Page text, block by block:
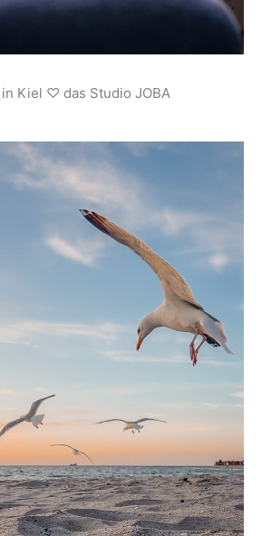
Kiel ♡ das Studio JOBA